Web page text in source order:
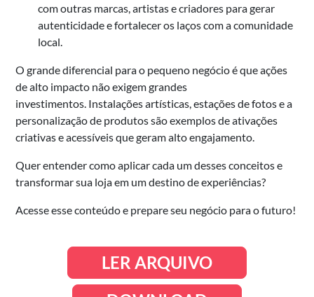
com outras marcas, artistas e criadores para gerar
autenticidade e fortalecer os laços com a comunidade
local.
O grande diferencial para o pequeno negócio é que ações
de alto impacto não exigem grandes
investimentos. Instalações artísticas, estações de fotos e a
personalização de produtos são exemplos de ativações
criativas e acessíveis que geram alto engajamento.
Quer entender como aplicar cada um desses conceitos e
transformar sua loja em um destino de experiências?
Acesse esse conteúdo e prepare seu negócio para o futuro!
LER ARQUIVO